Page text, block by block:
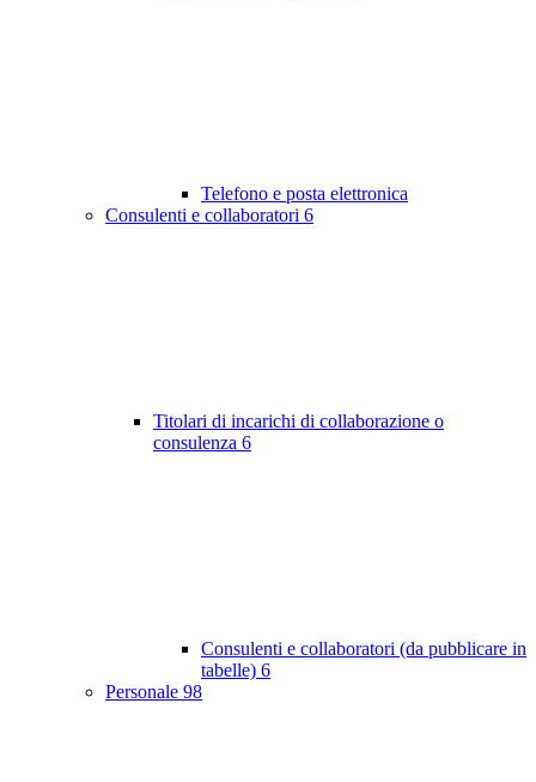
Telefono e posta elettronica
Consulenti e collaboratori 6
Titolari di incarichi di collaborazione o
consulenza 6
Consulenti e collaboratori (da pubblicare in
tabelle) 6
Personale 98